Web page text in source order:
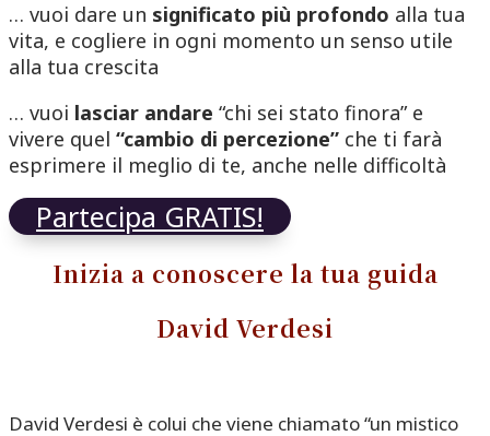
… vuoi dare un significato più profondo alla tua
vita, e cogliere in ogni momento un senso utile
alla tua crescita
… vuoi lasciar andare “chi sei stato finora” e
vivere quel “cambio di percezione” che ti farà
esprimere il meglio di te, anche nelle difficoltà
Partecipa GRATIS!
Inizia a conoscere la tua guida
David Verdesi
David Verdesi è colui che viene chiamato “un mistico